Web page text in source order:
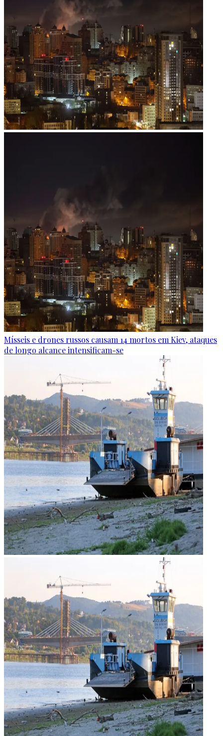
Mísseis e drones russos causam 14 mortos em Kiev, ataques
de longo alcance intensificam-se